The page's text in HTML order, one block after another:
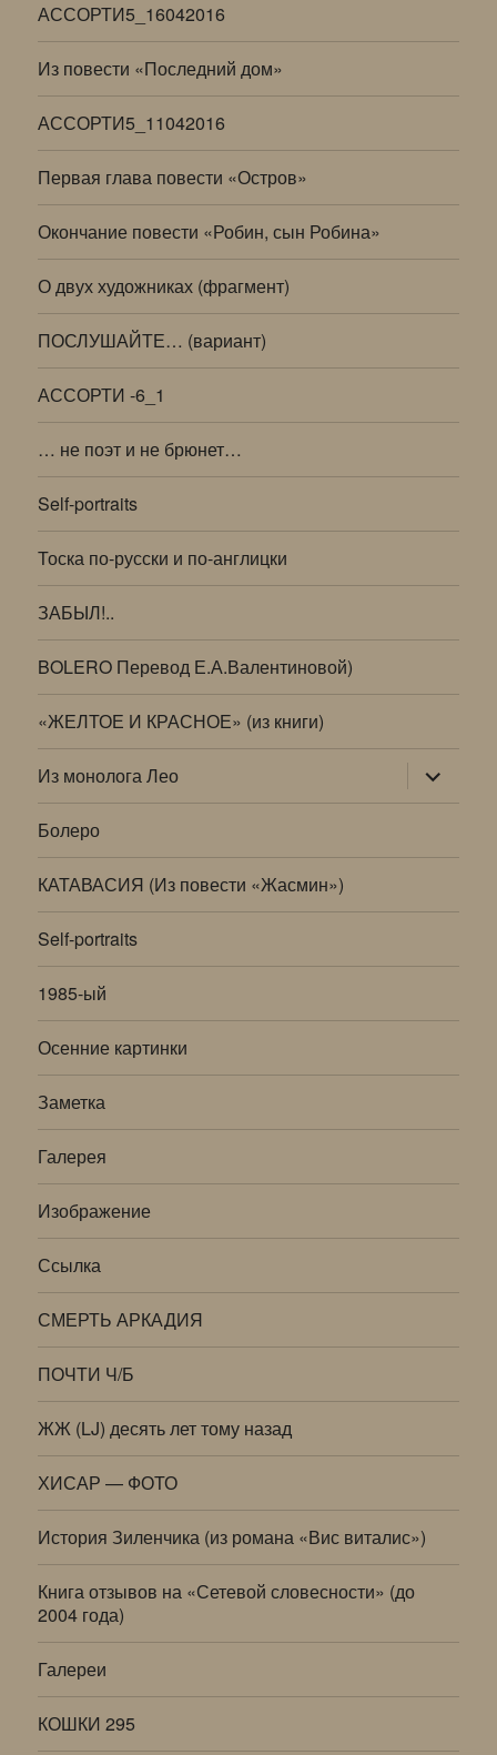
АССОРТИ5_16042016
Из повести «Последний дом»
АССОРТИ5_11042016
Первая глава повести «Остров»
Окончание повести «Робин, сын Робина»
О двух художниках (фрагмент)
ПОСЛУШАЙТЕ… (вариант)
АССОРТИ -6_1
… не поэт и не брюнет…
Self-portraits
Тоска по-русски и по-англицки
ЗАБЫЛ!..
BOLERO Перевод Е.А.Валентиновой)
«ЖЕЛТОЕ И КРАСНОЕ» (из книги)
Из монолога Лео раскрыть
дочернее
меню
Болеро
КАТАВАСИЯ (Из повести «Жасмин»)
Self-portraits
1985-ый
Осенние картинки
Заметка
Галерея
Изображение
Ссылка
СМЕРТЬ АРКАДИЯ
ПОЧТИ Ч/Б
ЖЖ (LJ) десять лет тому назад
ХИСАР — ФОТО
История Зиленчика (из романа «Вис виталис»)
Книга отзывов на «Сетевой словесности» (до
2004 года)
Галереи
КОШКИ 295